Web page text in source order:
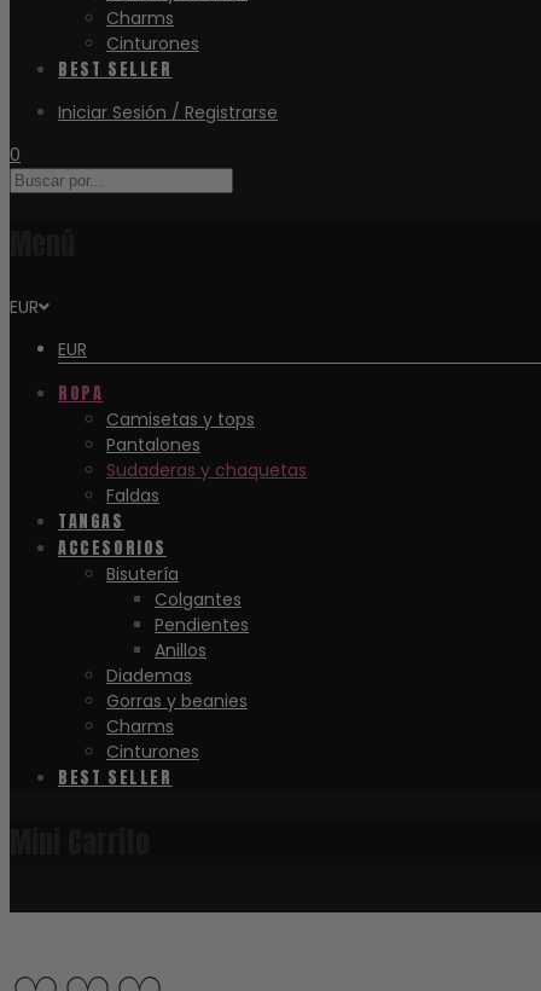
Charms
Cinturones
BEST SELLER
Iniciar Sesión / Registrarse
0
EUR
EUR
ROPA
Camisetas y tops
Pantalones
Sudaderas y chaquetas
Faldas
TANGAS
ACCESORIOS
Bisutería
Colgantes
Pendientes
Anillos
Diademas
Gorras y beanies
Charms
Cinturones
BEST SELLER